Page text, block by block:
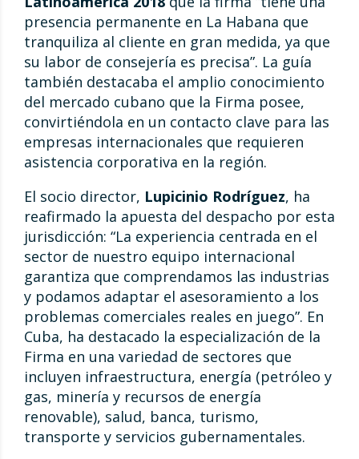
presencia permanente en La Habana que
tranquiliza al cliente en gran medida, ya que
su labor de consejería es precisa”. La guía
también destacaba el amplio conocimiento
del mercado cubano que la Firma posee,
convirtiéndola en un contacto clave para las
empresas internacionales que requieren
asistencia corporativa en la región.
El socio director, Lupicinio Rodríguez, ha
reafirmado la apuesta del despacho por esta
jurisdicción: “La experiencia centrada en el
sector de nuestro equipo internacional
garantiza que comprendamos las industrias
y podamos adaptar el asesoramiento a los
problemas comerciales reales en juego”. En
Cuba, ha destacado la especialización de la
Firma en una variedad de sectores que
incluyen infraestructura, energía (petróleo y
gas, minería y recursos de energía
renovable), salud, banca, turismo,
transporte y servicios gubernamentales.